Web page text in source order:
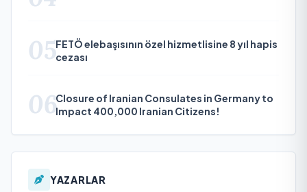
05FETÖ elebaşısının özel hizmetlisine 8 yıl hapis
cezası
06Closure of Iranian Consulates in Germany to
Impact 400,000 Iranian Citizens!
YAZARLAR